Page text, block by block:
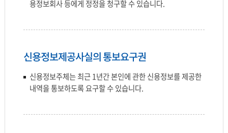
용정보회사 등에게 정정을 청구할 수 있습니다.
신용정보제공사실의 통보요구권
신용정보주체는 최근 1년간 본인에 관한 신용정보를 제공한
내역을 통보하도록 요구할 수 있습니다.